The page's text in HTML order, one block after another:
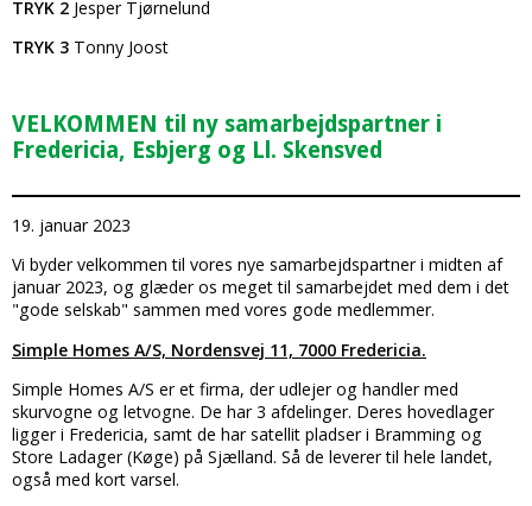
TRYK 2 Jesper Tjørnelund
TRYK 3 Tonny Joost
VELKOMMEN til ny samarbejdspartner i
Fredericia, Esbjerg og Ll. Skensved
19. januar 2023
Vi byder velkommen til vores nye samarbejdspartner i midten af
januar 2023, og glæder os meget til samarbejdet med dem i det
"gode selskab" sammen med vores gode medlemmer.
Simple Homes A/S, Nordensvej 11, 7000 Fredericia.
Simple Homes A/S er et firma, der udlejer og handler med
skurvogne og letvogne. De har 3 afdelinger. Deres hovedlager
ligger i Fredericia, samt de har satellit pladser i Bramming og
Store Ladager (Køge) på Sjælland. Så de leverer til hele landet,
også med kort varsel.